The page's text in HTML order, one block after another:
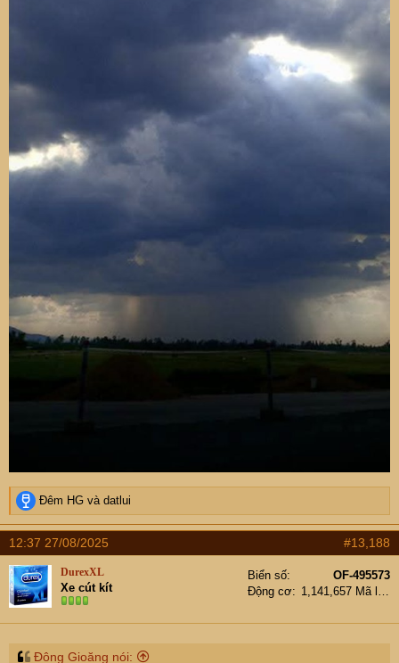
2 ngày sau thì về HN, suốt cả chuyến đi có mỗi ngày đầu
tiên có điện, 3 hôm còn lại đều sống lại tuổi thơ
.
Hôm về là 7h tối, trời trong, trăng sáng, có một vì sao xa
lấp lánh, em ngắm và cứ nghĩ ngôi sao đó thật đẹp, mong
con bé sau này cũng lấp lánh như vì sao kia..... bla....
bla... lược 1.000 từ tốt đẹp.
Sau này, con bé bướng và nghịch, mỗi lần bảo không
được, bà nội cháu lại thở dài bẩu tại nó đón bão từ bụng
mẹ, chả trách...
R
e
a
t
i
o
n
s
Đêm HG và datlui
12:37 27/08/2025 #13,188
DurexXL
Xe cút kít
Biển số
OF-495573
Động cơ
Đông Gioăng nói: